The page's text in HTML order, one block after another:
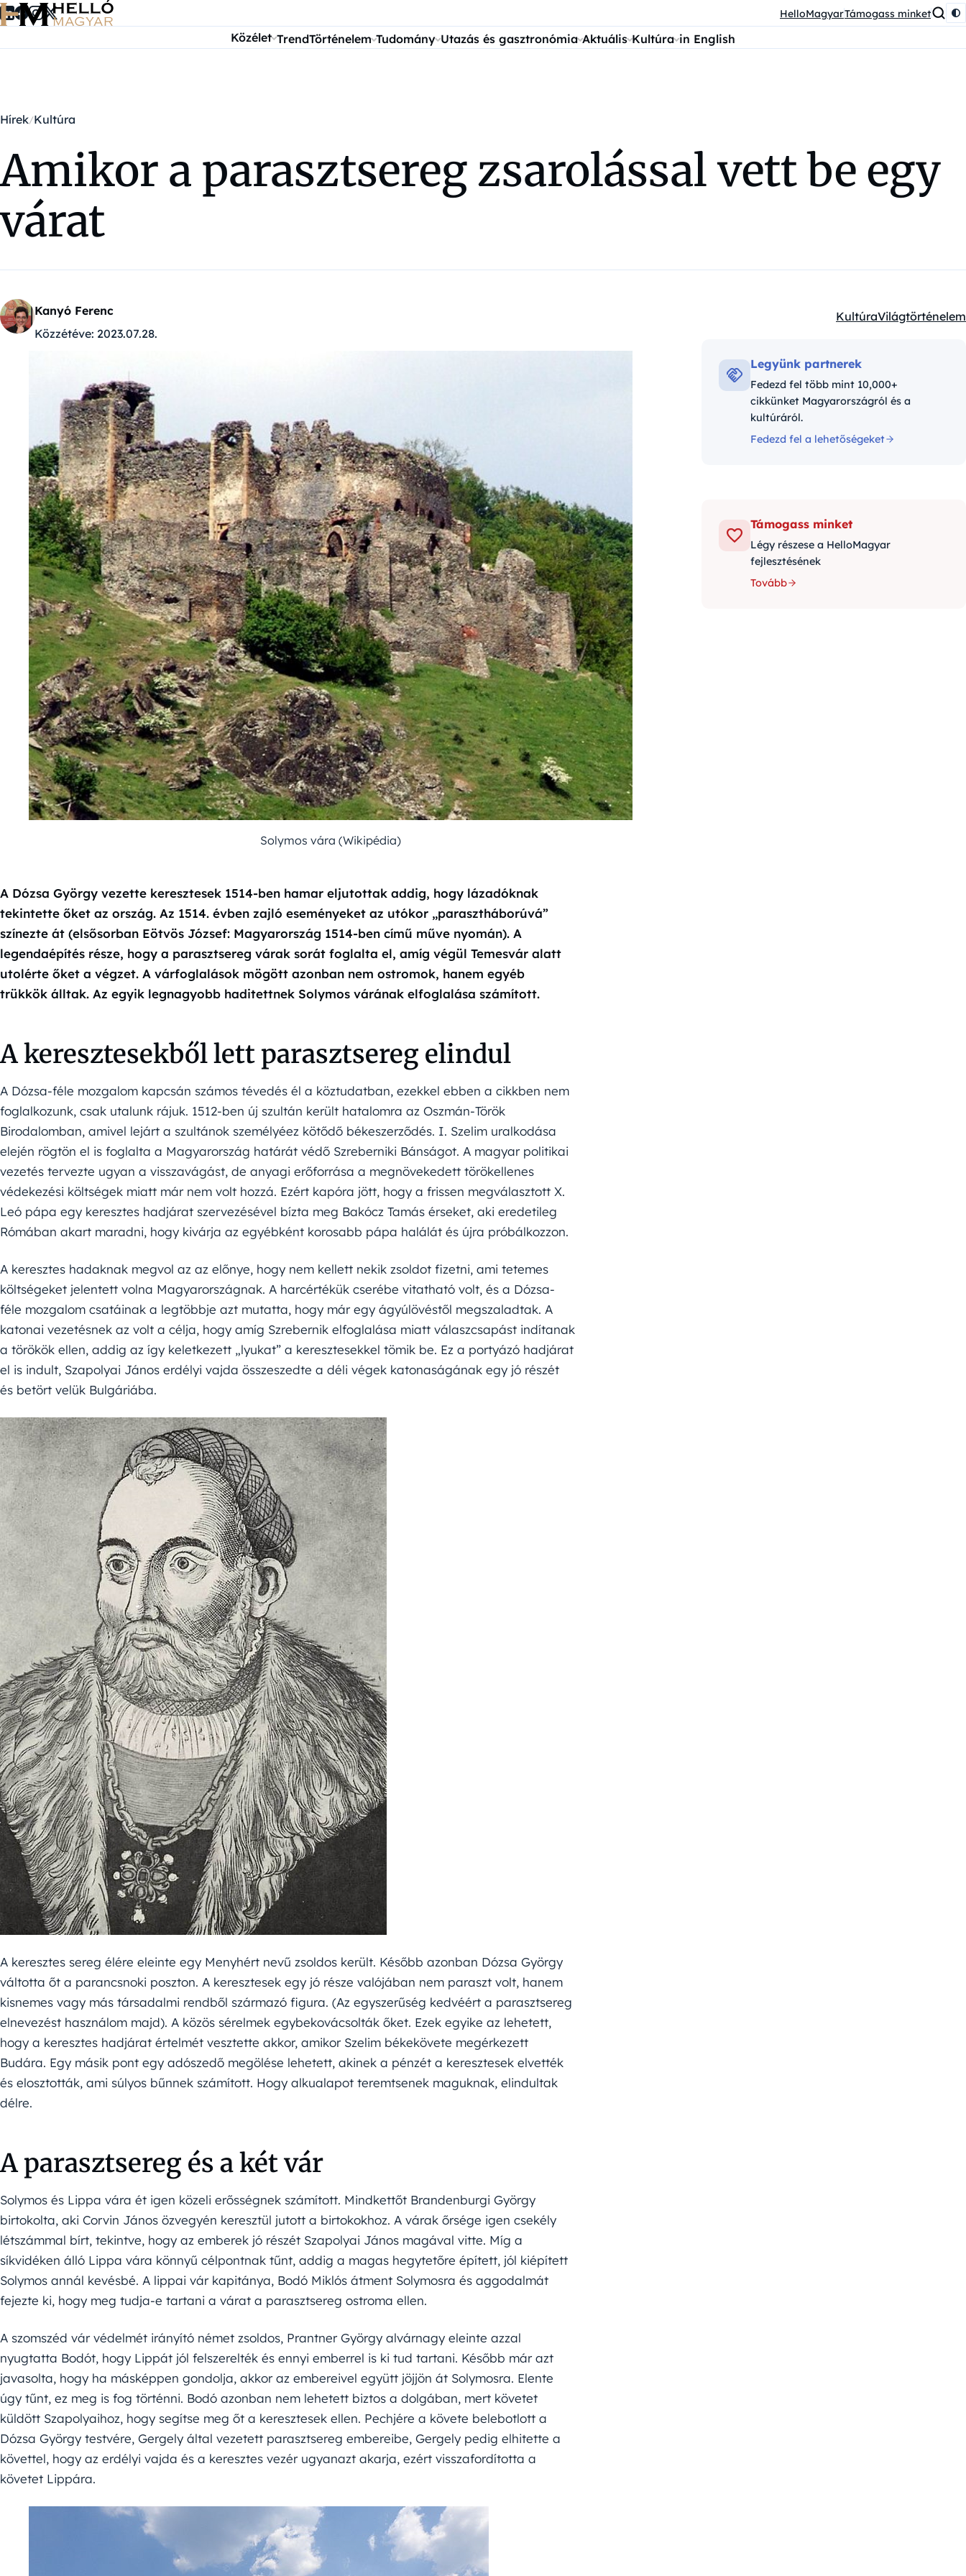
Ugrás a tartalomra HelloMagyarTámogass minket
Közélet TrendTörténelem Tudomány Utazás és gasztronómia Aktuális Kultúra in English
Hírek Kultúra
Amikor a parasztsereg zsarolással vett be egy
várat
Kanyó Ferenc
Közzétéve: 2023.07.28.
Kategóriák:
KultúraVilágtörténelem
Solymos vára (Wikipédia)
A Dózsa György vezette keresztesek 1514-ben hamar eljutottak addig, hogy lázadóknak
tekintette őket az ország. Az 1514. évben zajló eseményeket az utókor „parasztháborúvá”
színezte át (elsősorban Eötvös József: Magyarország 1514-ben című műve nyomán). A
legendaépítés része, hogy a parasztsereg várak sorát foglalta el, amíg végül Temesvár alatt
utolérte őket a végzet. A várfoglalások mögött azonban nem ostromok, hanem egyéb
trükkök álltak. Az egyik legnagyobb haditettnek Solymos várának elfoglalása számított.
A keresztesekből lett parasztsereg elindul
A Dózsa-féle mozgalom kapcsán számos tévedés él a köztudatban, ezekkel ebben a cikkben nem
foglalkozunk, csak utalunk rájuk. 1512-ben új szultán került hatalomra az Oszmán-Török
Birodalomban, amivel lejárt a szultánok személyéez kötődő békeszerződés. I. Szelim uralkodása
elején rögtön el is foglalta a Magyarország határát védő Szreberniki Bánságot. A magyar politikai
vezetés tervezte ugyan a visszavágást, de anyagi erőforrása a megnövekedett törökellenes
védekezési költségek miatt már nem volt hozzá. Ezért kapóra jött, hogy a frissen megválasztott X.
Leó pápa egy keresztes hadjárat szervezésével bízta meg Bakócz Tamás érseket, aki eredetileg
Rómában akart maradni, hogy kivárja az egyébként korosabb pápa halálát és újra próbálkozzon.
A keresztes hadaknak megvol az az előnye, hogy nem kellett nekik zsoldot fizetni, ami tetemes
költségeket jelentett volna Magyarországnak. A harcértékük cserébe vitatható volt, és a Dózsa-
féle mozgalom csatáinak a legtöbbje azt mutatta, hogy már egy ágyúlövéstől megszaladtak. A
katonai vezetésnek az volt a célja, hogy amíg Szrebernik elfoglalása miatt válaszcsapást indítanak
a törökök ellen, addig az így keletkezett „lyukat” a keresztesekkel tömik be. Ez a portyázó hadjárat
el is indult, Szapolyai János erdélyi vajda összeszedte a déli végek katonaságának egy jó részét
és betört velük Bulgáriába.
A keresztes sereg élére eleinte egy Menyhért nevű zsoldos került. Később azonban Dózsa György
váltotta őt a parancsnoki poszton. A keresztesek egy jó része valójában nem paraszt volt, hanem
kisnemes vagy más társadalmi rendből származó figura. (Az egyszerűség kedvéért a parasztsereg
elnevezést használom majd). A közös sérelmek egybekovácsolták őket. Ezek egyike az lehetett,
hogy a keresztes hadjárat értelmét vesztette akkor, amikor Szelim békekövete megérkezett
Budára. Egy másik pont egy adószedő megölése lehetett, akinek a pénzét a keresztesek elvették
és elosztották, ami súlyos bűnnek számított. Hogy alkualapot teremtsenek maguknak, elindultak
délre.
A parasztsereg és a két vár
Solymos és Lippa vára ét igen közeli erősségnek számított. Mindkettőt Brandenburgi György
birtokolta, aki Corvin János özvegyén keresztül jutott a birtokokhoz. A várak őrsége igen csekély
létszámmal bírt, tekintve, hogy az emberek jó részét Szapolyai János magával vitte. Míg a
síkvidéken álló Lippa vára könnyű célpontnak tűnt, addig a magas hegytetőre épített, jól kiépített
Solymos annál kevésbé. A lippai vár kapitánya, Bodó Miklós átment Solymosra és aggodalmát
fejezte ki, hogy meg tudja-e tartani a várat a parasztsereg ostroma ellen.
A szomszéd vár védelmét irányító német zsoldos, Prantner György alvárnagy eleinte azzal
nyugtatta Bodót, hogy Lippát jól felszerelték és ennyi emberrel is ki tud tartani. Később már azt
javasolta, hogy ha másképpen gondolja, akkor az embereivel együtt jöjjön át Solymosra. Elente
úgy tűnt, ez meg is fog történni. Bodó azonban nem lehetett biztos a dolgában, mert követet
küldött Szapolyaihoz, hogy segítse meg őt a keresztesek ellen. Pechjére a követe belebotlott a
Dózsa György testvére, Gergely által vezetett parasztsereg embereibe, Gergely pedig elhitette a
követtel, hogy az erdélyi vajda és a keresztes vezér ugyanazt akarja, ezért visszafordította a
követet Lippára.
Legyünk partnerek
Fedezd fel több mint 10,000+
cikkünket Magyarországról és a
kultúráról.
Fedezd fel a lehetőségeket
Támogass minket
Légy részese a HelloMagyar
fejlesztésének
Tovább